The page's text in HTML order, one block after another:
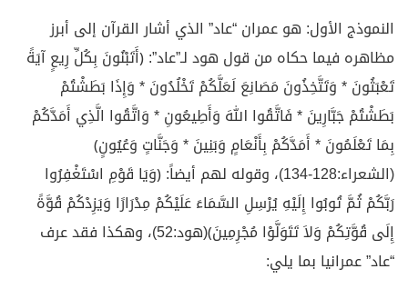
النموذج الأول: هو عمران “عاد” الذي أشار القرآن إلى أبرز
مظاهره فيما حكاه من قول هود لـ”عاد”: ﴿أَتَبْنُونَ بِكُلِّ رِيعٍ آيَةً
تَعْبَثُونَ * وَتَتَّخِذُونَ مَصَانِعَ لَعَلَّكُمْ تَخْلُدُونَ * وَإِذَا بَطَشْتُمْ
بَطَشْتُمْ جَبَّارِينَ * فَاتَّقُوا اللهَ وَأَطِيعُونِ * وَاتَّقُوا الَّذِي أَمَدَّكُمْ
بِمَا تَعْلَمُونَ * أَمَدَّكُمْ بِأَنْعَامٍ وَبَنِينَ * وَجَنَّاتٍ وَعُيُونٍ﴾
(الشعراء:128-134)، وقوله لهم أيضاً: ﴿وَيَا قَوْمِ اسْتَغْفِرُوا
رَبَّكُمْ ثُمَّ تُوبُوا إِلَيْهِ يُرْسِلِ السَّمَاءَ عَلَيْكُمْ مِدْرَارًا وَيَزِدْكُمْ قُوَّةً
إِلَى قُوَّتِكُمْ وَلاَ تَتَوَلَّوْا مُجْرِمِينَ﴾(هود:52)، وهكذا فقد عرف
“عاد” عمرانيا بما يلي: